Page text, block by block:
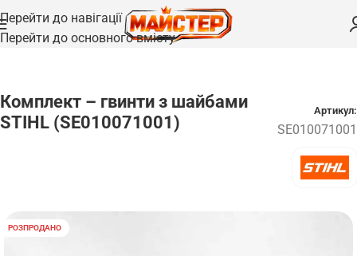
Перейти до навігації
Перейти до основного вмісту
Головна /Запчастини/Підшипники та шайби
Комплект – гвинти з шайбами
STIHL (SE010071001)
Артикул:
SE010071001
РОЗПРОДАНО